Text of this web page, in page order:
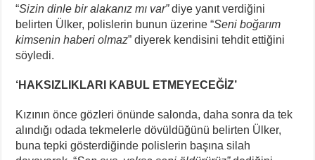
“Sizin dinle bir alakanız mı var”diye yanıt verdiğini
belirten Ülker, polislerin bunun üzerine “Seni boğarım
kimsenin haberi olmaz” diyerek kendisini tehdit ettiğini
söyledi.
‘HAKSIZLIKLARI KABUL ETMEYECEĞİZ’
Kızının önce gözleri önünde salonda, daha sonra da tek
alındığı odada tekmelerle dövüldüğünü belirten Ülker,
buna tepki gösterdiğinde polislerin başına silah